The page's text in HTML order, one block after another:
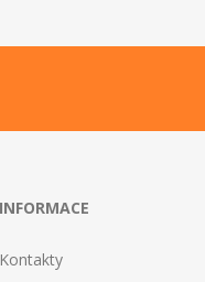
INFORMACE
Kontakty